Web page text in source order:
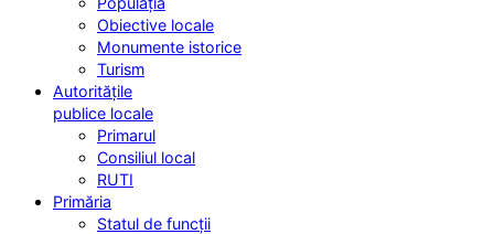
Obiective locale
Monumente istorice
Turism
Autoritățile
publice locale
Primarul
Consiliul local
RUTI
Primăria
Statul de funcții